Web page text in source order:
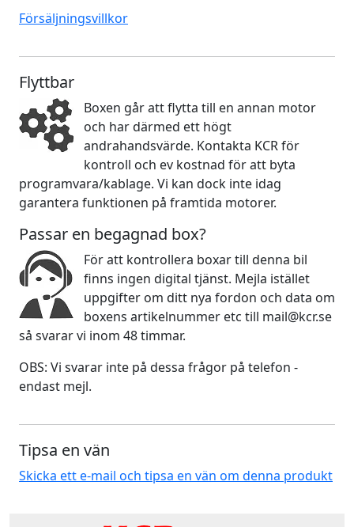
Försäljningsvillkor
Flyttbar
Boxen går att flytta till en annan motor
och har därmed ett högt
andrahandsvärde. Kontakta KCR för
kontroll och ev kostnad för att byta
programvara/kablage. Vi kan dock inte idag
garantera funktionen på framtida motorer.
Passar en begagnad box?
För att kontrollera boxar till denna bil
finns ingen digital tjänst. Mejla istället
uppgifter om ditt nya fordon och data om
boxens artikelnummer etc till mail@kcr.se
så svarar vi inom 48 timmar.
OBS: Vi svarar inte på dessa frågor på telefon -
endast mejl.
Tipsa en vän
Skicka ett e-mail och tipsa en vän om denna produkt